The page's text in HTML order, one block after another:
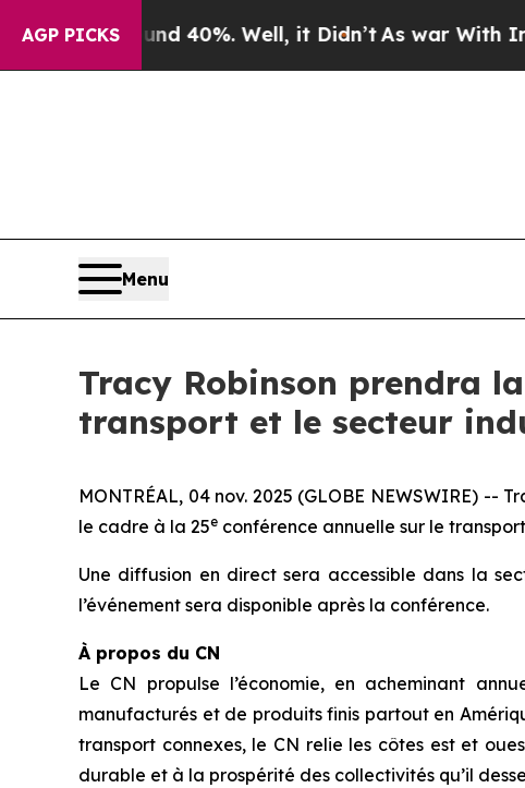
AGP PICKS
Around 40%. Well, it Didn’t As war With Iran
Menu
Tracy Robinson prendra
transport et le secteur
MONTRÉAL, 04 nov. 2025 (GLOBE NEWSWIRE)
le cadre à la 25e conférence annuelle sur le
Une diffusion en direct sera accessible dans la
l’événement sera disponible après la conférence.
À propos du CN
Le CN propulse l’économie, en acheminant
manufacturés et de produits finis partout en
transport connexes, le CN relie les côtes est et
durable et à la prospérité des collectivités qu’il